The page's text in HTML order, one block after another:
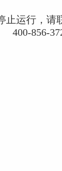
止运行，请
400-856-